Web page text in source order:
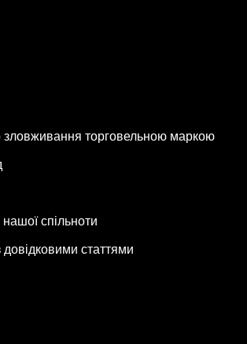
зловживання торговельною маркою
спільноти
статтями